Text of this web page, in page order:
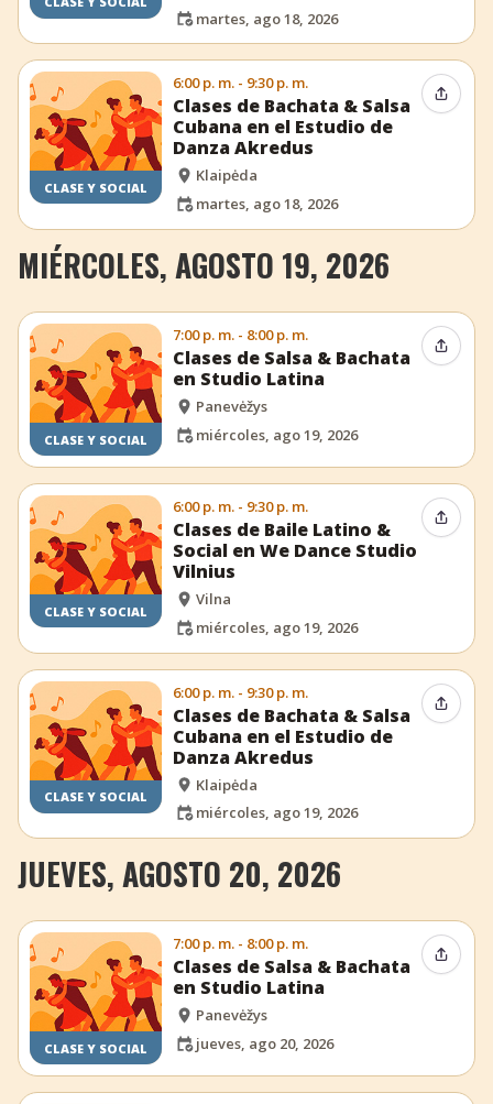
martes, ago 18, 2026
CLASE Y SOCIAL
6:00 p. m. - 9:30 p. m.
Clases de Bachata & Salsa
Cubana en el Estudio de
Danza Akredus
Klaipėda
martes, ago 18, 2026
MIÉRCOLES, AGOSTO 19, 2026
CLASE Y SOCIAL
7:00 p. m. - 8:00 p. m.
Clases de Salsa & Bachata
en Studio Latina
Panevėžys
miércoles, ago 19, 2026
CLASE Y SOCIAL
6:00 p. m. - 9:30 p. m.
Clases de Baile Latino &
Social en We Dance Studio
Vilnius
Vilna
miércoles, ago 19, 2026
CLASE Y SOCIAL
6:00 p. m. - 9:30 p. m.
Clases de Bachata & Salsa
Cubana en el Estudio de
Danza Akredus
Klaipėda
miércoles, ago 19, 2026
JUEVES, AGOSTO 20, 2026
CLASE Y SOCIAL
7:00 p. m. - 8:00 p. m.
Clases de Salsa & Bachata
en Studio Latina
Panevėžys
jueves, ago 20, 2026